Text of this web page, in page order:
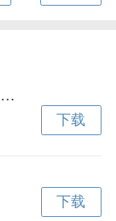
下载
下载